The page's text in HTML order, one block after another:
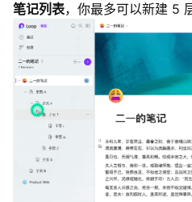
笔记列表，你最多可以新建 5